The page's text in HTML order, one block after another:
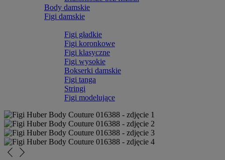
Body damskie
Figi damskie
Figi gładkie
Figi koronkowe
Figi klasyczne
Figi wysokie
Bokserki damskie
Figi tanga
Stringi
Figi modelujące
arrow_back_ios_new arrow_forward_ios